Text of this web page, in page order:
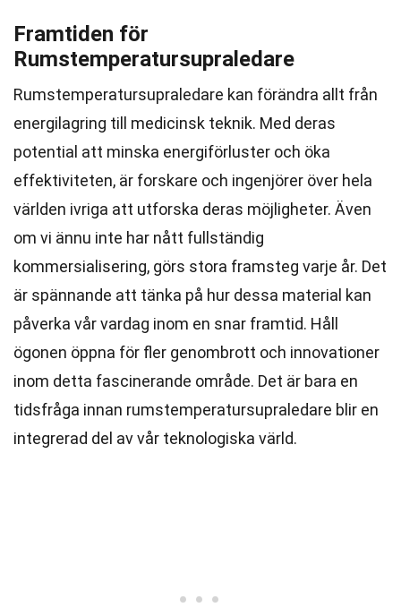
Framtiden för
Rumstemperatursupraledare
Rumstemperatursupraledare kan förändra allt från
energilagring till medicinsk teknik. Med deras
potential att minska energiförluster och öka
effektiviteten, är forskare och ingenjörer över hela
världen ivriga att utforska deras möjligheter. Även
om vi ännu inte har nått fullständig
kommersialisering, görs stora framsteg varje år. Det
är spännande att tänka på hur dessa material kan
påverka vår vardag inom en snar framtid. Håll
ögonen öppna för fler genombrott och innovationer
inom detta fascinerande område. Det är bara en
tidsfråga innan rumstemperatursupraledare blir en
integrerad del av vår teknologiska värld.